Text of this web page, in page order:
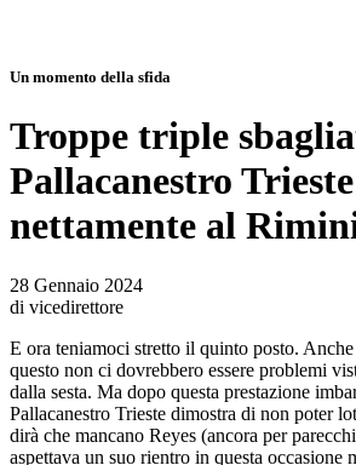
Un momento della sfida
Troppe triple
Pallacanestro
nettamente al
28 Gennaio 2024
di vicedirettore
E ora teniamoci stretto il quinto posto.
questo non ci dovrebbero essere problemi
dalla sesta. Ma dopo questa prestazione
Pallacanestro Trieste dimostra di non poter
dirà che mancano Reyes (ancora per
aspettava un suo rientro in questa occasione